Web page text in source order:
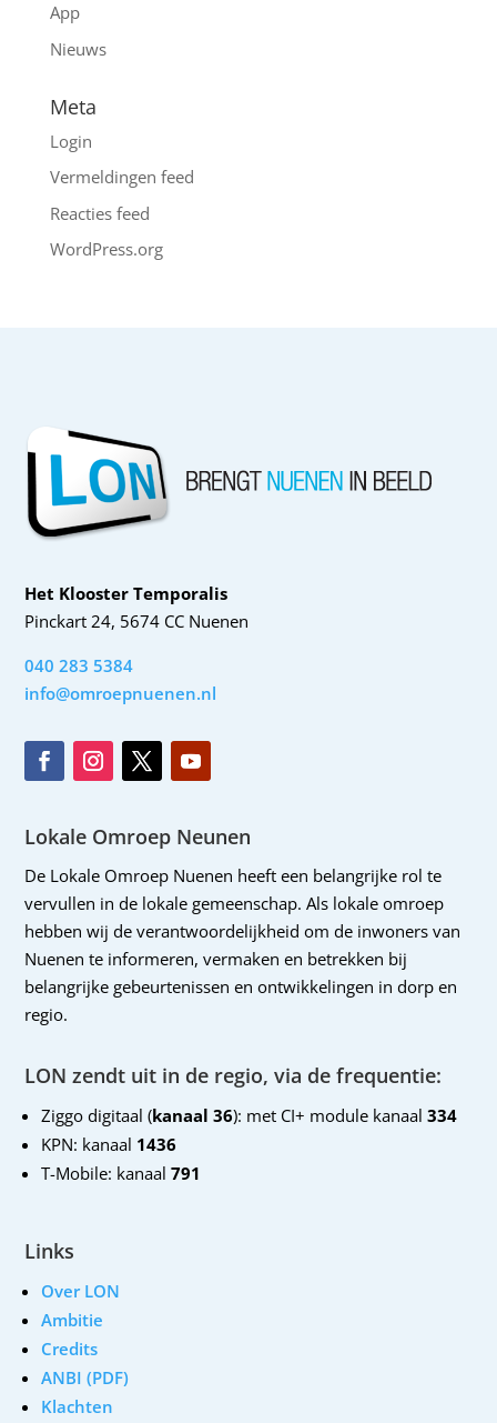
App
Nieuws
Meta
Login
Vermeldingen feed
Reacties feed
WordPress.org
Het Klooster Temporalis
Pinckart 24, 5674 CC Nuenen
040 283 5384
info@omroepnuenen.nl
Lokale Omroep Neunen
De Lokale Omroep Nuenen heeft een belangrijke rol te
vervullen in de lokale gemeenschap. Als lokale omroep
hebben wij de verantwoordelijkheid om de inwoners van
Nuenen te informeren, vermaken en betrekken bij
belangrijke gebeurtenissen en ontwikkelingen in dorp en
regio.
LON zendt uit in de regio, via de frequentie:
Ziggo digitaal (kanaal 36): met CI+ module kanaal 334
KPN: kanaal 1436
T-Mobile: kanaal791
Links
Over LON
Ambitie
Credits
ANBI (PDF)
Klachten